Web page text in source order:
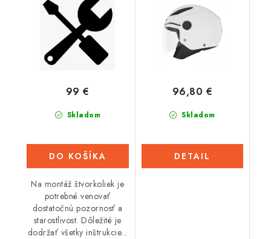
Skladom
99 €
DO KOŠÍKA
Na montáž štvorkoliek je
potrebné venovať
dostatočnú pozornosť a
starostlivost. Dôležité je
dodržať všetky inštrukcie...
Skladom
96,80 €
DETAIL